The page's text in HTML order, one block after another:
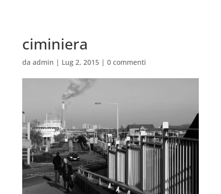
ciminiera
da admin | Lug 2, 2015| 0 commenti